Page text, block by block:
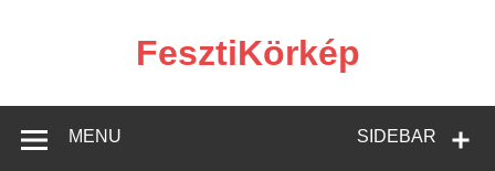
FesztiKörkép
SIDEBAR
MENU